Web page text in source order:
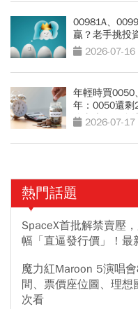
00981A、
贏？老手挑投
2026-07-16
年輕時買0050
年：0050還剩
吃老本…現金
2026-07-17
熱門話題
SpaceX首批解禁賣壓
幅「直逼發行價」！最
魔力紅Maroon 5演唱
間、票價座位圖、理
次看